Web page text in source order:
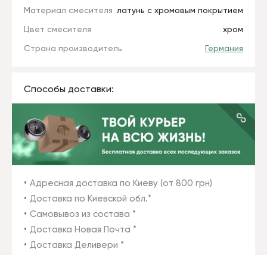
Материал смесителя латунь с хромовым покрытием
Цвет смесителя хром
Страна производитель Германия
Способы доставки:
Адресная доставка по Киеву (от 800 грн)
Доставка по Киевской обл.*
Самовывоз из состава *
Доставка Новая Почта *
Доставка Деливери *